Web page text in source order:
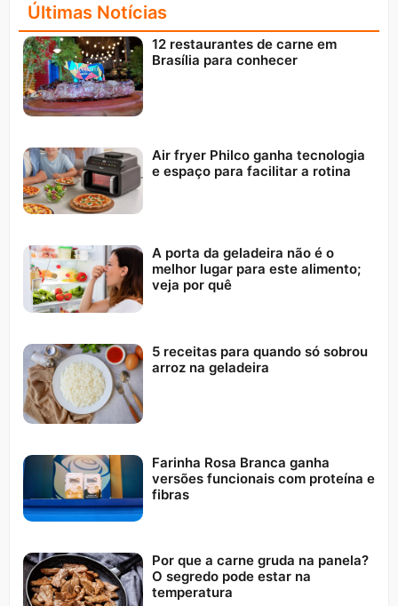
Últimas Notícias
12 restaurantes de carne em
Brasília para conhecer
Air fryer Philco ganha tecnologia
e espaço para facilitar a rotina
A porta da geladeira não é o
melhor lugar para este alimento;
veja por quê
5 receitas para quando só sobrou
arroz na geladeira
Farinha Rosa Branca ganha
versões funcionais com proteína e
fibras
Por que a carne gruda na panela?
O segredo pode estar na
temperatura